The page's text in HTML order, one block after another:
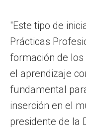
"Este tipo de
Prácticas
formación de
el aprendizaje
fundamental
inserción en el
presidente de la